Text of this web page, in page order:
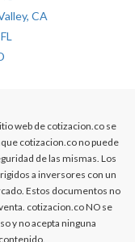
CA
web de cotizacion.co se
cotizacion.co no puede
de las mismas. Los
a inversores con un
Estos documentos no
cotizacion.co NO se
y no acepta ninguna